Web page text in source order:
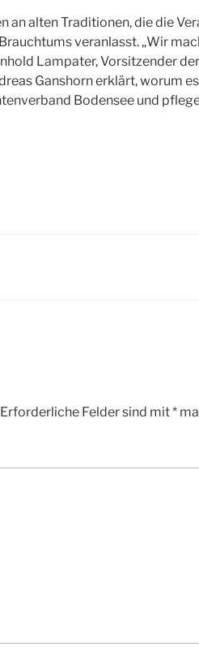
an alten Traditionen, die die
veranlasst. „Wir
Lampater, Vorsitzender
Ganshorn erklärt, worum
Bodensee und
Erforderliche Felder sind mit*